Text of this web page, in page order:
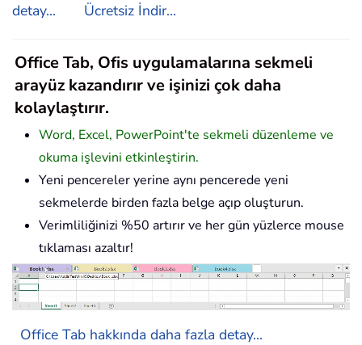
detay...
Ücretsiz İndir...
Office Tab, Ofis uygulamalarına sekmeli
arayüz kazandırır ve işinizi çok daha
kolaylaştırır.
Word, Excel, PowerPoint'te sekmeli düzenleme ve
okuma işlevini etkinleştirin.
Yeni pencereler yerine aynı pencerede yeni
sekmelerde birden fazla belge açıp oluşturun.
Verimliliğinizi %50 artırır ve her gün yüzlerce mouse
tıklaması azaltır!
Office Tab hakkında daha fazla detay...